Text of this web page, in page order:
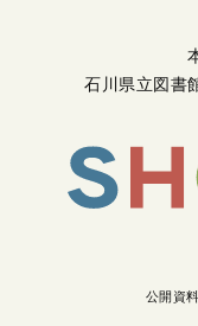
石川県立図書
公開資